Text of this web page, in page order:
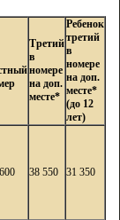
Третий
в
номере
на доп.
месте*
Ребенок
третий
в
номере
на доп.
месте*
(до 12
лет)
38 550 31 350